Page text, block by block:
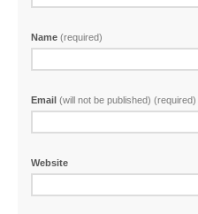
Name (required)
Email (will not be published) (required)
Website